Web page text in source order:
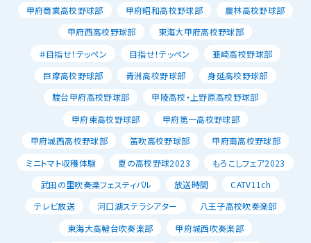
甲府商業高校野球部
甲府昭和高校野球部
農林高校野球部
甲府西高校野球部
東海大甲府高校野球部
＃目指せ！テッペン
目指せ！テッペン
韮崎高校野球部
巨摩高校野球部
青洲高校野球部
身延高校野球部
駿台甲府高校野球部
甲陵高校・上野原高校野球部
甲府東高校野球部
甲府第一高校野球部
甲府城西高校野球部
笛吹高校野球部
甲府南高校野球部
ミニトマト収穫体験
夏の高校野球2023
もろこしフェア2023
武田の里吹奏楽フェスティバル
放送時間
CATV11ch
テレビ放送
河口湖ステラシアター
八王子高校吹奏楽部
東海大高輪台吹奏楽部
甲府城西吹奏楽部